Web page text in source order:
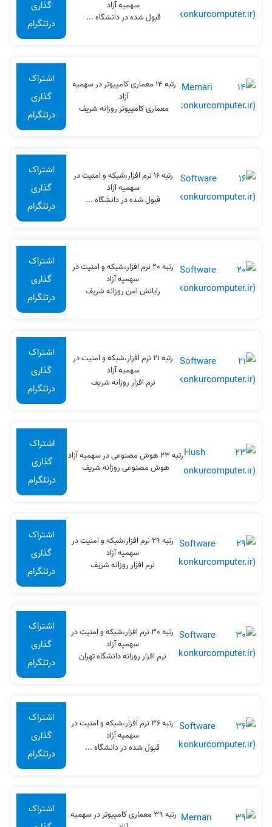
سهميه آزاد
قبول شده در دانشگاه ...
گذاری
درتلگرام
رتبه 14 معماری کامپیوتر در سهميه
آزاد
معماری کامپیوتر روزانه شریف
اشتراک
گذاری
درتلگرام
رتبه 16 نرم افزار،شبکه و امنیت در
سهميه آزاد
قبول شده در دانشگاه ...
اشتراک
گذاری
درتلگرام
رتبه 20 نرم افزار،شبکه و امنیت در
سهميه آزاد
رایانش امن روزانه شریف
اشتراک
گذاری
درتلگرام
رتبه 21 نرم افزار،شبکه و امنیت در
سهميه آزاد
نرم افزار روزانه شریف
اشتراک
گذاری
درتلگرام
رتبه 23 هوش مصنوعی در سهميه آزاد
هوش مصنوعی روزانه شریف
اشتراک
گذاری
درتلگرام
رتبه 29 نرم افزار،شبکه و امنیت در
سهميه آزاد
نرم افزار روزانه شریف
اشتراک
گذاری
درتلگرام
رتبه 30 نرم افزار،شبکه و امنیت در
سهميه آزاد
نرم افزار روزانه دانشگاه تهران
اشتراک
گذاری
درتلگرام
رتبه 36 نرم افزار،شبکه و امنیت در
سهميه آزاد
قبول شده در دانشگاه ...
اشتراک
گذاری
درتلگرام
رتبه 39 معماری کامپیوتر در سهميه
اشتراک